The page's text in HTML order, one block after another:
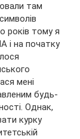
там
років тому я
і на початку
мені
будь-
Однак,
курку